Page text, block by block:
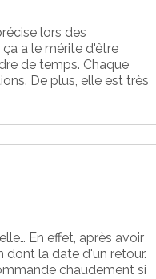
lors des
a le mérite d'être
de temps. Chaque
De plus, elle est très
En effet, après avoir
dont la date d'un retour.
chaudement si